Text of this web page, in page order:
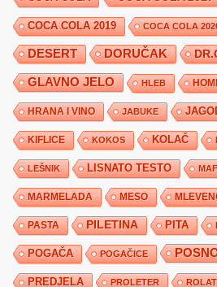
COCA COLA 2019 COCA COLA
DESERT DORUČAK
GLAVNO JELO HLEB
HRANA I VINO JABUKE
KIFLICE KOKOS KOLAČ
LEŠNIK LISNATO TESTO
MARMELADA MESO
PASTA PILETINA PITA
POGAČA POGAČICE
PREDJELA PROLETER ROLAT